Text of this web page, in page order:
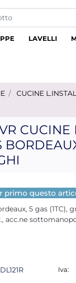
un filtro aggiorna
LAVELLI
CUCINE
CUCINE
primo questo
5 gas (1TC),
acc.ne
Iva: